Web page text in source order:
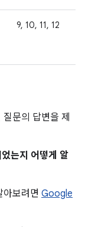
9, 10, 11, 12
문의 답변을 제
는지 어떻게 알
아보려면 Google